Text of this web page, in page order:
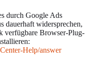
durch Google Ads
dauerhaft widersprechen,
verfügbare Browser-Plug-
Help/answer